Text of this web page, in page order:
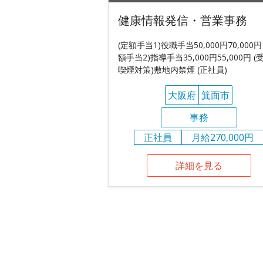
健康情報発信・営業事務
(定額手当1)役職手当50,000円70,000円
額手当2)指導手当35,000円55,000円 (
喫煙対策)敷地内禁煙 (正社員)
大阪府 箕面市
事務
正社員
月給270,000円
詳細を見る